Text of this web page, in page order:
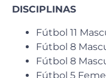
DISCIPLINAS
Fútbol 11
Fútbol 8
Fútbol 8
Fútbol 5